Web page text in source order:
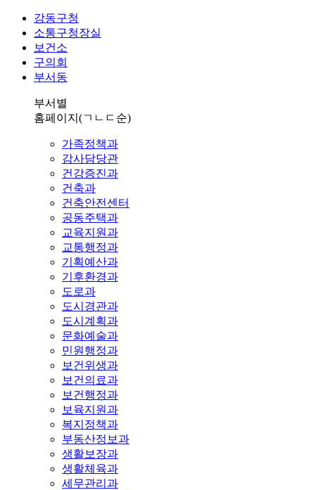
강동구청
소통구청장실
보건소
구의회
부서동
부서별
홈페이지 (ㄱㄴㄷ순)
가족정책과
감사담당관
건강증진과
건축과
건축안전센터
공동주택과
교육지원과
교통행정과
기획예산과
기후환경과
도로과
도시경관과
도시계획과
문화예술과
민원행정과
보건위생과
보건의료과
보건행정과
보육지원과
복지정책과
부동산정보과
생활보장과
생활체육과
세무관리과